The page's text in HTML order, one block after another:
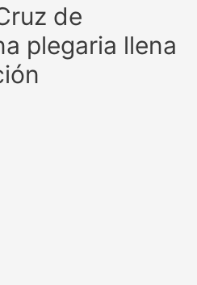
de
plegaria llena